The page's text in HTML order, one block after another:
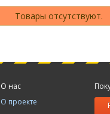
Товары отсутствуют.
О нас
О проекте